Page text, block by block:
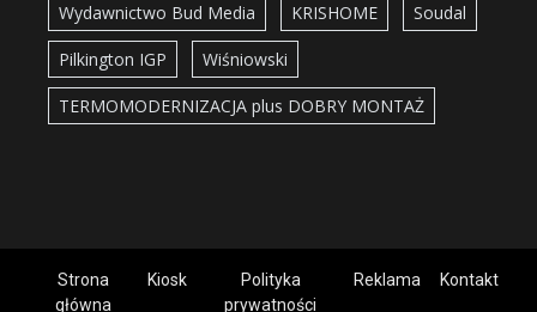
Wydawnictwo Bud Media KRISHOME Soudal
Pilkington IGP Wiśniowski
TERMOMODERNIZACJA plus DOBRY MONTAŻ
Strona
główna
Kiosk
Polityka
prywatności
Reklama Kontakt